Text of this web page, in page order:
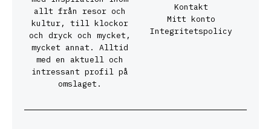
allt från resor och
kultur, till klockor
och dryck och mycket,
mycket annat. Alltid
med en aktuell och
intressant profil på
omslaget.
Kontakt
Mitt konto
Integritetspolicy